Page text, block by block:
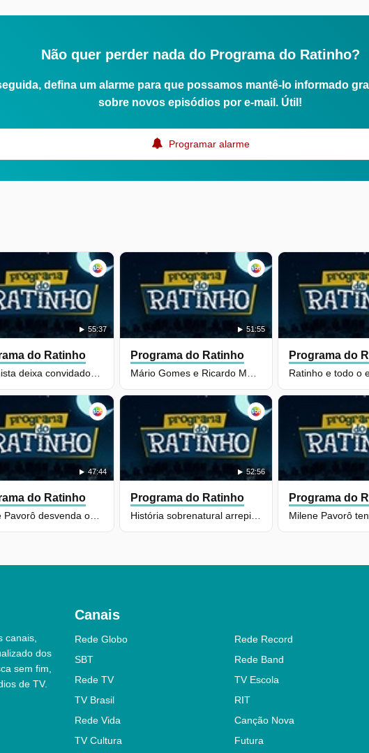
Não quer perder nada do Programa do Ratinho?
defina um alarme para que possamos mantê-lo informado
sobre novos episódios por e-mail. Útil!
Programar alarme
55:37
do Ratinho
47:44
do Ratinho
51:55
Programa do Ratinho Programa do
52:56
Programa do Ratinho Programa do
canais,
dos
sem fim,
de TV.
Canais
Rede Globo
Rede Record
SBT
Rede Band
Rede TV
TV Escola
TV Brasil
RIT
Rede Vida
Canção Nova
TV Cultura
Futura